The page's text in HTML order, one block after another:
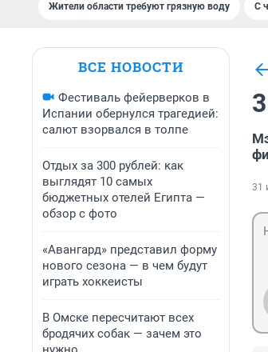
Жители области требуют грязную воду С
ВСЕ НОВОСТИ
Фестиваль фейерверков в
Испании обернулся трагедией:
салют взорвался в толпе
Отдых за 300 рублей: как
выглядят 10 самых
бюджетных отелей Египта —
обзор с фото
«Авангард» представил форму
нового сезона — в чем будут
играть хоккеисты
В Омске пересчитают всех
бродячих собак — зачем это
31